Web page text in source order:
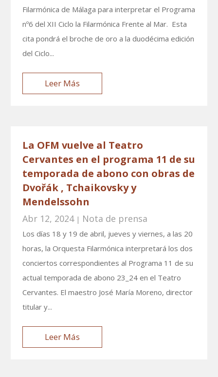
Filarmónica de Málaga para interpretar el Programa
nº6 del XII Ciclo la Filarmónica Frente al Mar. Esta
cita pondrá el broche de oro a la duodécima edición
del Ciclo...
Leer Más
La OFM vuelve al Teatro
Cervantes en el programa 11 de su
temporada de abono con obras de
Dvořák , Tchaikovsky y
Mendelssohn
Abr 12, 2024| Nota de prensa
Los días 18 y 19 de abril, jueves y viernes, a las 20
horas, la Orquesta Filarmónica interpretará los dos
conciertos correspondientes al Programa 11 de su
actual temporada de abono 23_24 en el Teatro
Cervantes. El maestro José María Moreno, director
titular y...
Leer Más